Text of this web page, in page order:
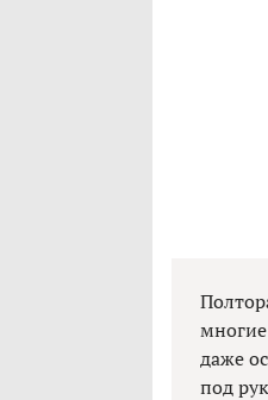
даже
под